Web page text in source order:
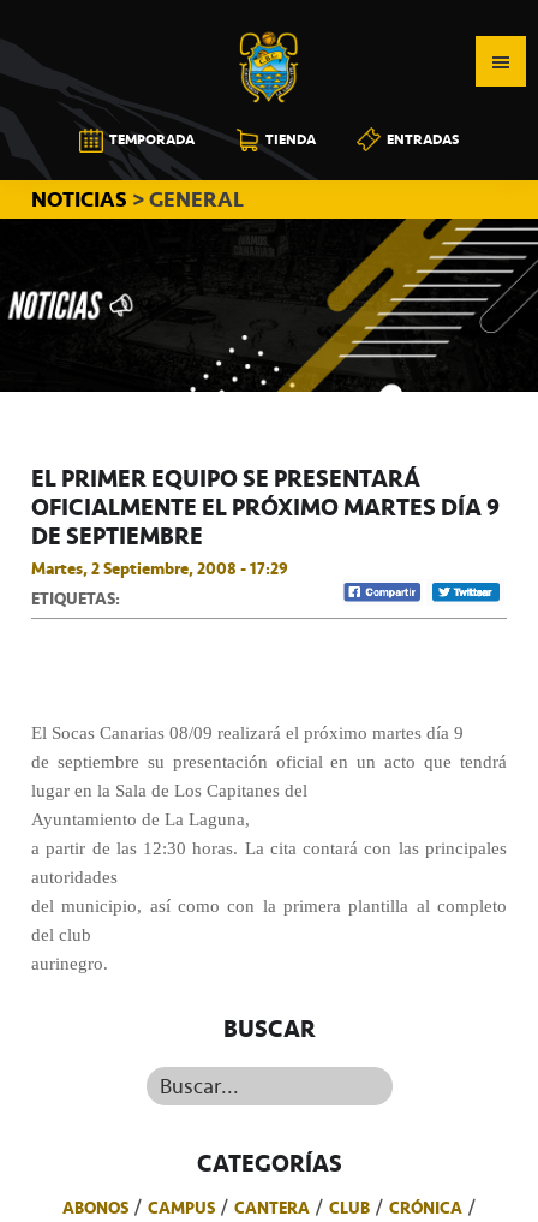
a
la
navegación
principal
al
contenido
principal
a
la
barra
lateral
principal
CB
CANARIAS
TEMPORADA TIENDA ENTRADAS
NOTICIAS > GENERAL
EL PRIMER EQUIPO SE PRESENTARÁ
OFICIALMENTE EL PRÓXIMO MARTES DÍA 9
DE SEPTIEMBRE
Martes, 2 Septiembre, 2008 - 17:29
ETIQUETAS:
El Socas Canarias 08/09 realizará el próximo martes día 9
de septiembre su presentación oficial en un acto que tendrá
lugar en la Sala de Los Capitanes del
Ayuntamiento de La Laguna,
a partir de las 12:30 horas. La cita contará con las principales
autoridades
del municipio, así como con la primera plantilla al completo
del club
aurinegro.
BUSCAR
Buscar...
CATEGORÍAS
ABONOS CAMPUS CANTERA CLUB
CRÓNICA